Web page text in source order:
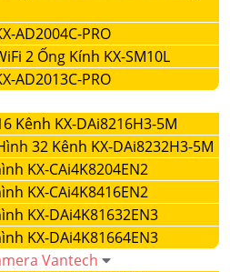
AD2004C-PRO
2 Ống Kính KX-SM10L
AD2013C-PRO
Kênh KX-DAi8216H3-5M
32 Kênh KX-DAi8232H3-5M
KX-CAi4K8204EN2
KX-CAi4K8416EN2
KX-DAi4K81632EN3
KX-DAi4K81664EN3
Vantech